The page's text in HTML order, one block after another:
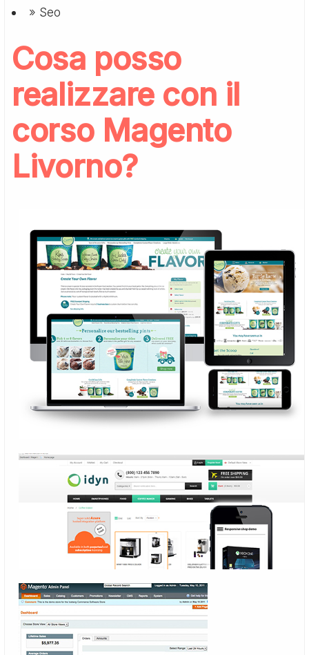
» Seo
Cosa posso
realizzare con il
corso Magento
Livorno?